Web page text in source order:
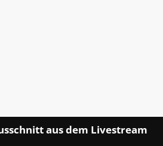
aus dem Livestream